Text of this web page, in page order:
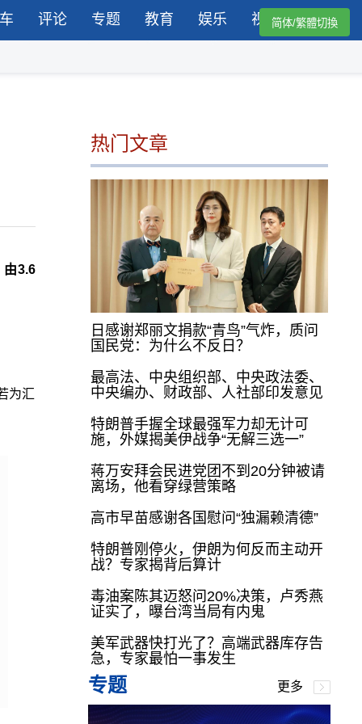
评论 专题 教育 娱乐 视频简体/繁體切換
由3.6
为汇
热门文章
日感谢郑丽文捐款“青鸟”气炸，质问
国民党：为什么不反日？
最高法、中央组织部、中央政法委、
中央编办、财政部、人社部印发意见
特朗普手握全球最强军力却无计可
施，外媒揭美伊战争“无解三选一”
蒋万安拜会民进党团不到20分钟被请
离场，他看穿绿营策略
高市早苗感谢各国慰问“独漏赖清德”
特朗普刚停火，伊朗为何反而主动开
战？专家揭背后算计
毒油案陈其迈怒问20%决策，卢秀燕
证实了，曝台湾当局有内鬼
美军武器快打光了？高端武器库存告
急，专家最怕一事发生
专题 更多